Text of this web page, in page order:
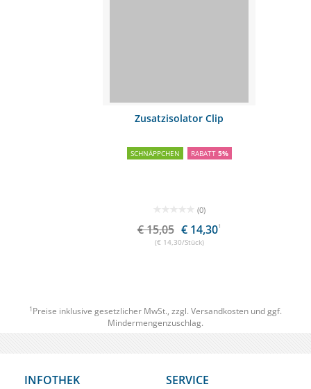
Zusatzisolator Clip
SCHNÄPPCHEN RABATT5%
€ 15,05 € 14,301
(€ 14,30/Stück)
1 Preise inklusive gesetzlicher MwSt., zzgl. Versandkosten und ggf.
Mindermengenzuschlag.
INFOTHEK SERVICE